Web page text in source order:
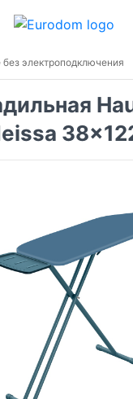
электроподключения